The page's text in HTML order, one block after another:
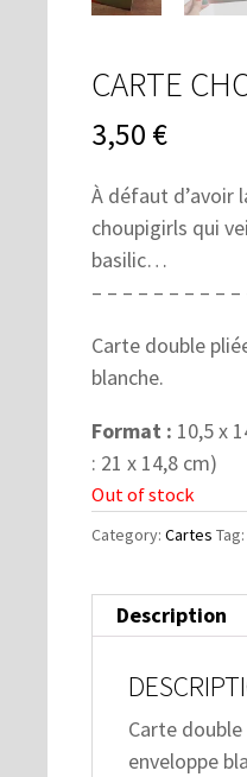
CARTE
3,50 €
À défaut d’avoir
choupigirls qui
basilic…
– – – – – – – – –
Carte double
blanche.
Format : 10,5 x
: 21 x 14,8 cm)
Out of stock
Category: Cartes Tag:
Description
Carte
enveloppe